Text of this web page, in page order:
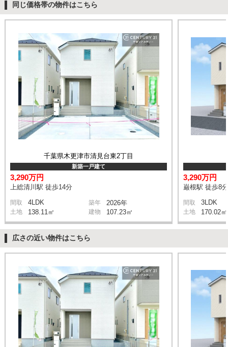
同じ価格帯の物件はこちら
千葉県木更津市清見台東2丁目
新築一戸建て
3,290万円
上総清川駅 徒歩14分
間取 4LDK 築年 2026年
土地 138.11㎡ 建物 107.23㎡
3,290万円
巌根駅 徒歩8分
間取 3LDK
土地 170.02㎡
広さの近い物件はこちら